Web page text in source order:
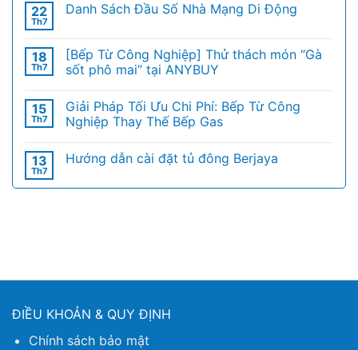
22
Th7
Danh Sách Đầu Số Nhà Mạng Di Động
18
Th7
[Bếp Từ Công Nghiệp] Thử thách món “Gà
sốt phô mai” tại ANYBUY
15
Th7
Giải Pháp Tối Ưu Chi Phí: Bếp Từ Công
Nghiệp Thay Thế Bếp Gas
13
Th7
Hướng dẫn cài đặt tủ đông Berjaya
ĐIỀU KHOẢN & QUY ĐỊNH
Chính sách bảo mật